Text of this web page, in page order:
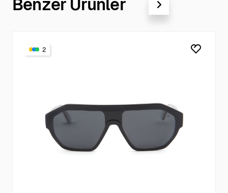
Benzer Ürünler
2